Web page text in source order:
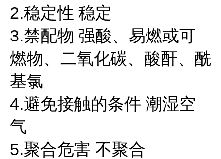
2.稳定性 稳定
3.禁配物 强酸、易燃或可
燃物、二氧化碳、酸酐、酰
基氯
4.避免接触的条件 潮湿空
气
5.聚合危害 不聚合